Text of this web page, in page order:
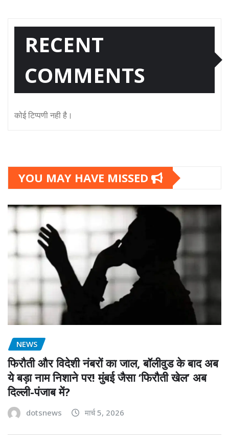
RECENT
COMMENTS
कोई टिप्पणी नही है।
YOU MAY HAVE MISSED
NEWS
फिरौती और विदेशी नंबरों का जाल, बॉलीवुड के बाद अब
ये बड़ा नाम निशाने पर! मुंबई जैसा ‘फिरौती खेल’ अब
दिल्ली-पंजाब में?
dotsnews मार्च 5, 2026